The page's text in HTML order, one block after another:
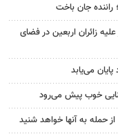
راننده جان باخت
زائران اربعین در فضای
می‌یابد
خوب پیش می‌رود
حمله به آنها خواهد شنید